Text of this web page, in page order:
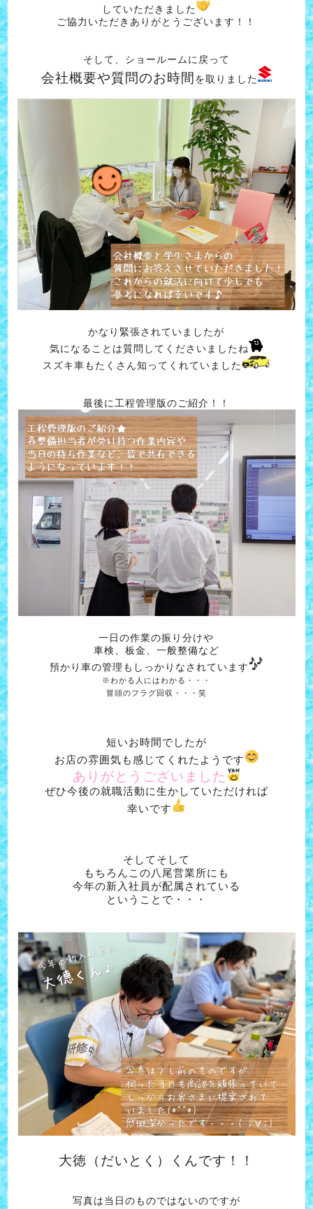
していただきました
ご協力いただきありがとうございます！！
そして、ショールームに戻って
会社概要や質問のお時間 を取りました
かなり緊張されていましたが
気になることは質問してくださいましたね
スズキ車もたくさん知ってくれていました
最後に工程管理版のご紹介！！
一日の作業の振り分けや
車検、板金、一般整備など
預かり車の管理もしっかりなされています
※わかる人にはわかる・・・
冒頭のフラグ回収・・・笑
短いお時間でしたが
お店の雰囲気も感じてくれたようです
ありがとうございました
ぜひ今後の就職活動に生かしていただければ
幸いです
そしてそして
もちろんこの八尾営業所にも
今年の新入社員が配属されている
ということで・・・
大徳（だいとく）くんです！！
写真は当日のものではないのですが